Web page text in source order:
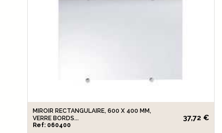
MIROIR RECTANGULAIRE, 600 X 400 MM,
VERRE BORDS...
Ref: 060400
37,72 €